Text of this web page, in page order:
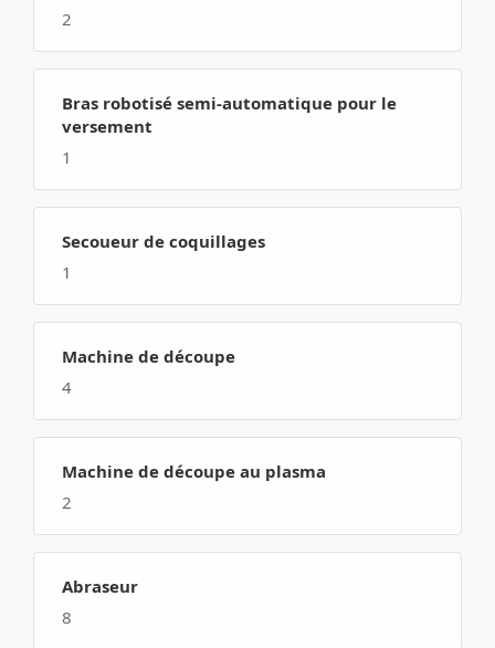
2
Bras robotisé semi-automatique pour le
versement
1
Secoueur de coquillages
1
Machine de découpe
4
Machine de découpe au plasma
2
Abraseur
8